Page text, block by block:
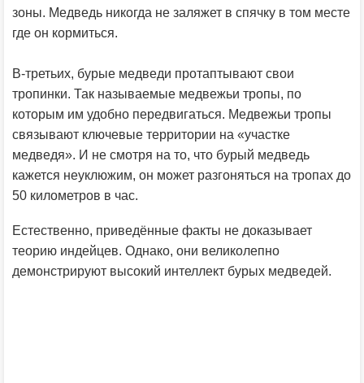
зоны. Медведь никогда не заляжет в спячку в том месте
где он кормиться.
В-третьих, бурые медведи протаптывают свои
тропинки. Так называемые медвежьи тропы, по
которым им удобно передвигаться. Медвежьи тропы
связывают ключевые территории на «участке
медведя». И не смотря на то, что бурый медведь
кажется неуклюжим, он может разгоняться на тропах до
50 километров в час.
Естественно, приведённые факты не доказывает
теорию индейцев. Однако, они великолепно
демонстрируют высокий интеллект бурых медведей.